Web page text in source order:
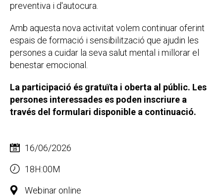
preventiva i d'autocura.
Amb aquesta nova activitat volem continuar oferint
espais de formació i sensibilització que ajudin les
persones a cuidar la seva salut mental i millorar el
benestar emocional.
La participació és gratuïta i oberta al públic. Les
persones interessades es poden inscriure a
través del formulari disponible a continuació.
16/06/2026
18H:00M
Webinar online